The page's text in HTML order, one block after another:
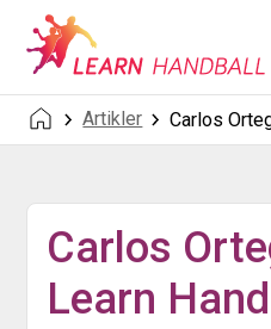
Artikler Carlos
Carlos
Learn